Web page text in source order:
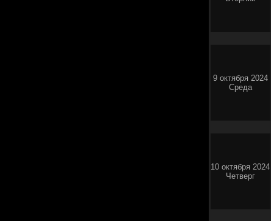
9 октября 2024
Среда
10 октября 2024
Четверг